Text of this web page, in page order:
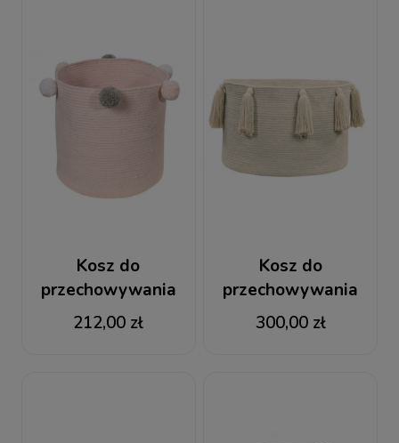
Kosz do
przechowywania
Bubbly Pink
212,00 zł
Kosz do
przechowywania
Tassels Natural
300,00 zł